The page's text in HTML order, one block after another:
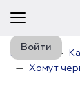
Войти
Главная
Хомут